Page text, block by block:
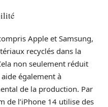
Apple et Samsung,
recyclés dans la
non seulement réduit
également à
de la production. Par
de l’iPhone 14 utilise des